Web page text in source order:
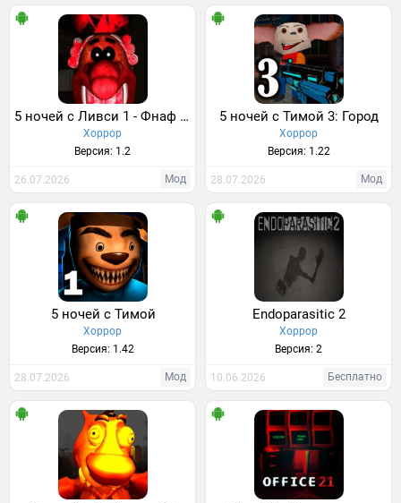
5 ночей с Ливси 1 - Фнаф игра
Хоррор
Версия: 1.2
26.07.2026 Мод
5 ночей с Тимой 3: Город
Хоррор
Версия: 1.22
28.07.2026 Мод
5 ночей с Тимой
Хоррор
Версия: 1.42
28.07.2026 Мод
Endoparasitic 2
Хоррор
Версия: 2
10.06.2026 Бесплатно